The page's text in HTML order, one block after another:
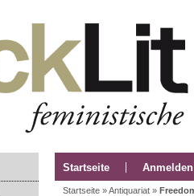
Startseite Anmelden
Startseite »Antiquariat »